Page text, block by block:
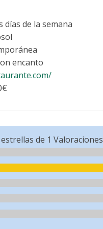
días de la semana
encanto
estrellas de 1 Valoraciones